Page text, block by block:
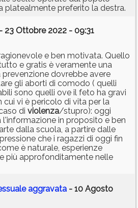
platealmente preferito la destra.
- 23 Ottobre 2022 - 09:31
e ben motivata. Quello
e gratis è veramente una
prevenzione dovrebbe avere
gli aborti di comodo ( quelli
sono quelli ove il feto ha gravi
cui vi è pericolo di vita per la
di violenza/stupro): oggi
l'informazione in proposito e ben
dalla scuola, a partire dalle
che i ragazzi di oggi fin
è naturale, esperienze
più approfonditamente nelle
aggravata - 10 Agosto